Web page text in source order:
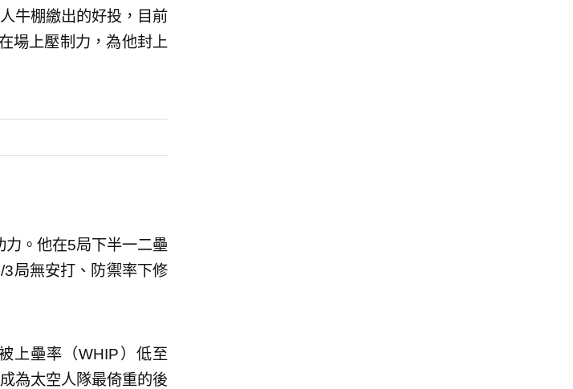
牛棚繳出的好投，目前
場上壓制力，為他封上
。他在5局下半一二壘
局無安打、防禦率下修
上壘率（WHIP）低至
為太空人隊最倚重的後